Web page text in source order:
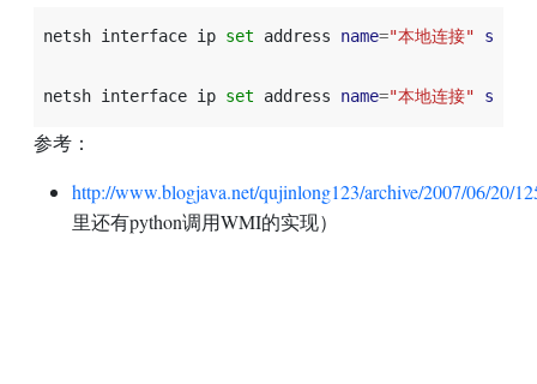
netsh interface ip set address name="本地连接"
netsh interface ip set address name="本地连接"
参考：
http://www.blogjava.net/qujinlong123/archive/2007/06/20/
里还有python调用WMI的实现）